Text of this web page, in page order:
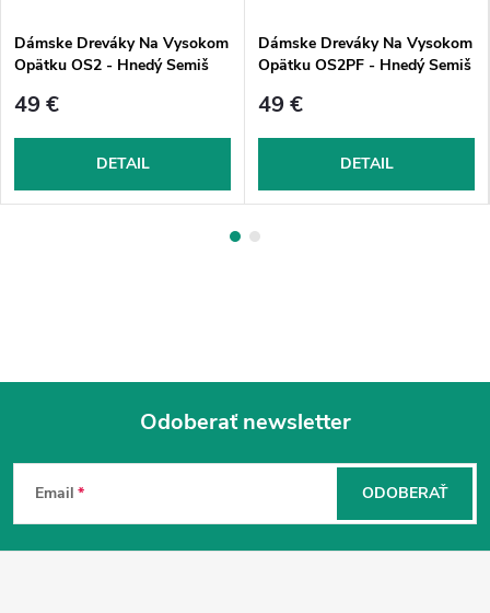
Dámske Dreváky Na Vysokom
Opätku OS2 - Hnedý Semiš
49 €
DETAIL
Dámske Dreváky Na Vysokom
Opätku OS2PF - Hnedý Semiš
49 €
DETAIL
Z
p
ä
Odoberať newsletter
Email ODOBERAŤ